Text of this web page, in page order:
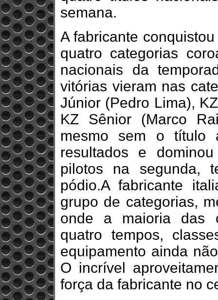
semana.
A fabricante
quatro categorias
nacionais da
vitórias vieram nas
Júnior (Pedro Lima),
KZ Sênior (Marco
mesmo sem o título
resultados e
pilotos na segunda,
pódio.A fabricante
grupo de categorias,
onde a maioria das
quatro tempos,
equipamento ainda
O incrível
força da fabricante no